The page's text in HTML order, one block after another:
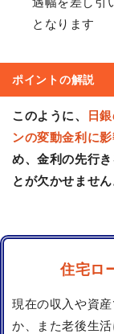
となります
ポイントの解説
このように、
日
ンの変動金利に
め、金利の先行
とが欠かせません
住宅ロ
現在の収入や資
か、また老後生